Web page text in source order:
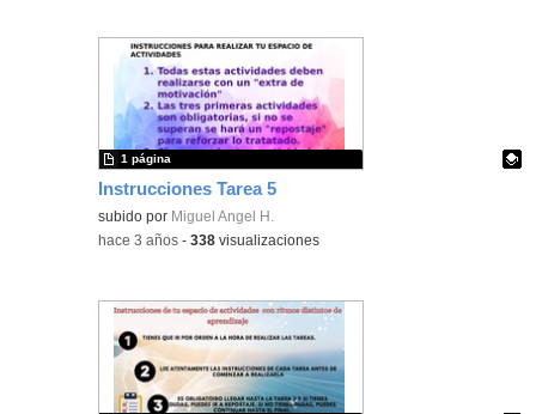
Instrucciones Tarea 5
Contenido educativo.
subido por Miguel Angel H.
1 página
-hace 3 años -338 visualizaciones